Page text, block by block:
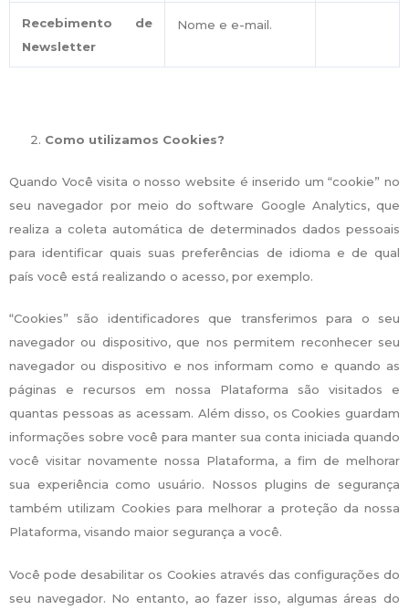
Recebimento de
Newsletter
Nome e e-mail.
Como utilizamos Cookies?
Quando Você visita o nosso website é inserido um “cookie” no
seu navegador por meio do software Google Analytics, que
realiza a coleta automática de determinados dados pessoais
para identificar quais suas preferências de idioma e de qual
país você está realizando o acesso, por exemplo.
“Cookies” são identificadores que transferimos para o seu
navegador ou dispositivo, que nos permitem reconhecer seu
navegador ou dispositivo e nos informam como e quando as
páginas e recursos em nossa Plataforma são visitados e
quantas pessoas as acessam. Além disso, os Cookies guardam
informações sobre você para manter sua conta iniciada quando
você visitar novamente nossa Plataforma, a fim de melhorar
sua experiência como usuário. Nossos plugins de segurança
também utilizam Cookies para melhorar a proteção da nossa
Plataforma, visando maior segurança a você.
Você pode desabilitar os Cookies através das configurações do
seu navegador. No entanto, ao fazer isso, algumas áreas do